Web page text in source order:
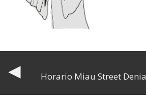
◀ Horario Miau Street Denia